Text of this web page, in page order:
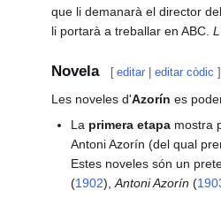
que li demanarà el director
li portarà a treballar en ABC.
Novela [ editar |editar còdic ]
Les noveles d'Azorín es
La primera etapa mostra
Antoni Azorín (del qual
Estes noveles són un
(1902),Antoni Azorín (